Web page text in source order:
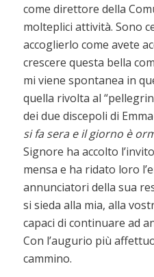
come direttore della
molteplici attività. Sono
accoglierlo come avete
crescere questa bella
mi viene spontanea in
quella rivolta al
dei due discepoli di
si fa sera e il giorno è
Signore ha accolto
mensa e ha ridato loro
annunciatori della sua
si sieda alla mia, alla
capaci di continuare ad
Con l’augurio più
cammino.